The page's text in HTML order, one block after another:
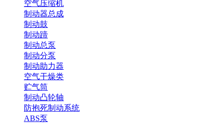
空气压缩机
制动器总成
制动鼓
制动蹄
制动总泵
制动分泵
制动助力器
空气干燥类
贮气筒
制动凸轮轴
防抱死制动系统
ABS泵